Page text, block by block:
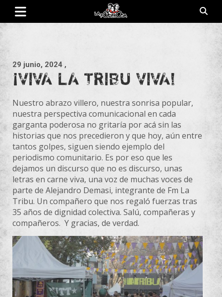
Saltar
contenido
29 junio, 2024 ,
¡VIVA LA TRIBU VIVA!
Nuestro abrazo villero, nuestra sonrisa popular,
nuestra perspectiva comunicacional en cada
garganta poderosa no gritaría por acá sin las
historias que nos precedieron y que hoy, aún entre
tantos golpes, siguen siendo ejemplo del
periodismo comunitario. Es por eso que les
dejamos un discurso que no es discurso, unas
letras en carne viva, una voz de muchas voces de
parte de Alejandro Demasi, integrante de Fm La
Tribu. Un compañero que nos regaló fuerzas tras
35 años de dignidad colectiva. Salú, compañeras y
compañeros. Y gracias, de verdad.